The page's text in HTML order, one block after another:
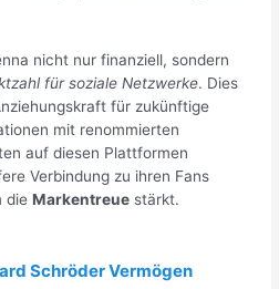
nicht nur finanziell, sondern
für soziale Netzwerke. Dies
für zukünftige
mit renommierten
auf diesen Plattformen
Verbindung zu ihren Fans
dieMarkentreue stärkt.
Schröder Vermögen